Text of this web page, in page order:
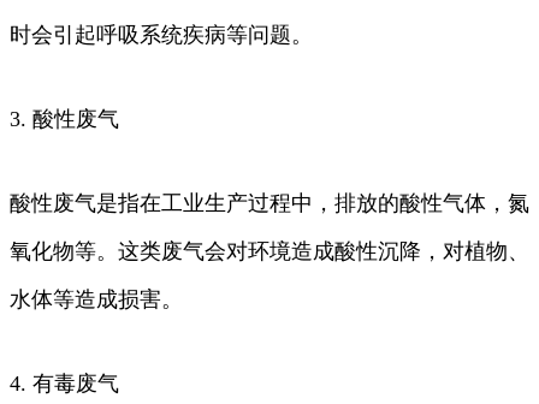
时会引起呼吸系统疾病等问题。
3. 酸性废气
酸性废气是指在工业生产过程中，排放的酸性气体，氮
氧化物等。这类废气会对环境造成酸性沉降，对植物、
水体等造成损害。
4. 有毒废气